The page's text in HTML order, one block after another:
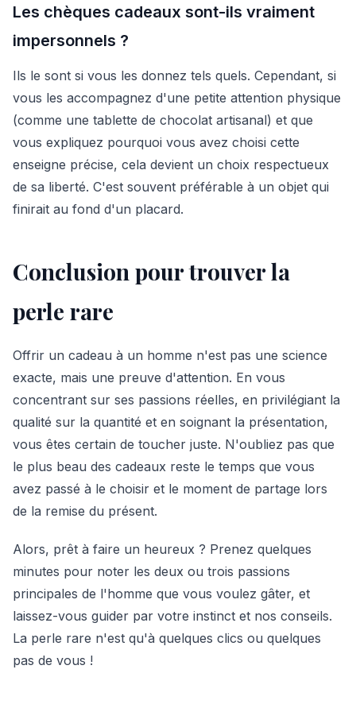
Les chèques cadeaux sont-ils vraiment
impersonnels ?
Ils le sont si vous les donnez tels quels. Cependant, si
vous les accompagnez d'une petite attention physique
(comme une tablette de chocolat artisanal) et que
vous expliquez pourquoi vous avez choisi cette
enseigne précise, cela devient un choix respectueux
de sa liberté. C'est souvent préférable à un objet qui
finirait au fond d'un placard.
Conclusion pour trouver la
perle rare
Offrir un cadeau à un homme n'est pas une science
exacte, mais une preuve d'attention. En vous
concentrant sur ses passions réelles, en privilégiant la
qualité sur la quantité et en soignant la présentation,
vous êtes certain de toucher juste. N'oubliez pas que
le plus beau des cadeaux reste le temps que vous
avez passé à le choisir et le moment de partage lors
de la remise du présent.
Alors, prêt à faire un heureux ? Prenez quelques
minutes pour noter les deux ou trois passions
principales de l'homme que vous voulez gâter, et
laissez-vous guider par votre instinct et nos conseils.
La perle rare n'est qu'à quelques clics ou quelques
pas de vous !